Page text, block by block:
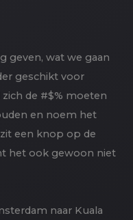
geven, wat we gaan
geschikt voor
de #$% moeten
en noem het
een knop op de
het ook gewoon niet
naar Kuala